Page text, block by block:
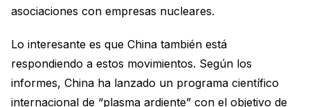
asociaciones con empresas nucleares.
Lo interesante es que China también está
respondiendo a estos movimientos. Según los
informes, China ha lanzado un programa científico
internacional de “plasma ardiente” con el objetivo de